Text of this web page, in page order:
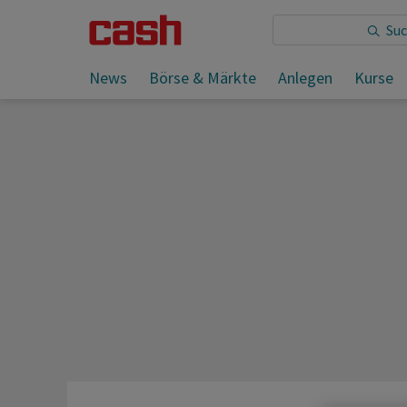
News Börse & Märkte Anlegen Kurse
Sie lesen: